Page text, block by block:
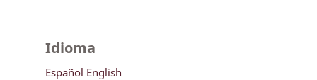
Idioma
Español English